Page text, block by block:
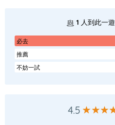
1 人到此一遊
必去
推薦
不妨一試
4.5